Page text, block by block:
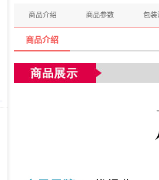
商品介绍 商品参数 包装
商品介绍